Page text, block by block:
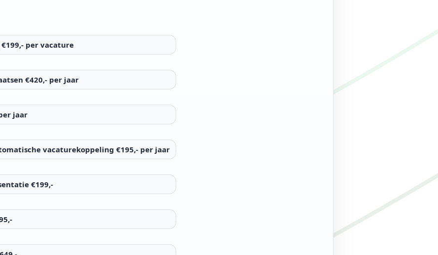
per vacature
€420,- per jaar
jaar
vacaturekoppeling €195,- per jaar
€199,-